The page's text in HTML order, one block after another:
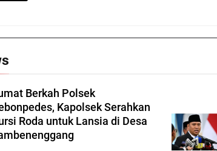
Berkah Polsek
Kapolsek Serahkan
Roda untuk Lansia di Desa